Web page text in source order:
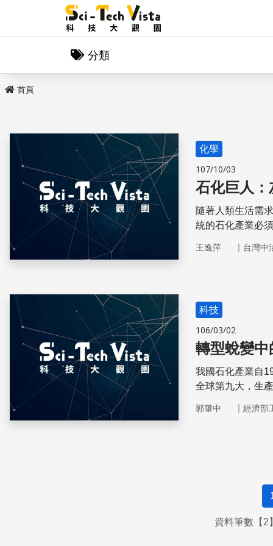
分類
首頁
化學
107/10/03
石化巨人
隨著人類生活需
統的石化產業必
王逸萍 ｜ 台灣中
科技
106/03/02
轉型蛻變
我國石化產業自
全球第九大，生
郭肇中 ｜ 經濟部
資料筆數【2